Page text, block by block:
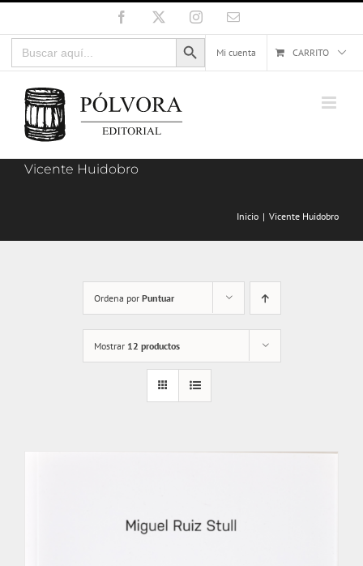
al
contenido
Facebook InstagramCorreo
Buscar:
Botón de búsqueda
Mi cuenta
CARRITO
Vicente Huidobro
Inicio Vicente Huidobro
Ordena por Puntuar
Mostrar 12 productos